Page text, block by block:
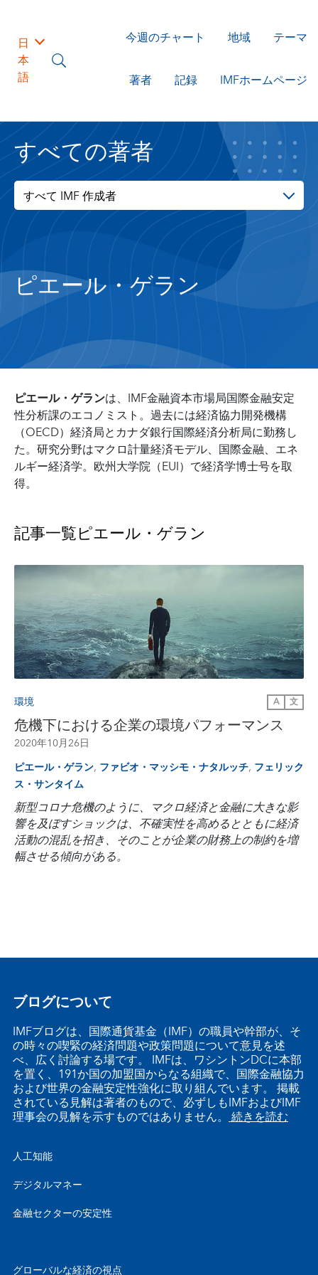
日
本
語
今週のチャート 地域 テーマ
著者 記録 IMFホームページ
すべての著者
すべて IMF 作成者
ピエール・ゲラン
ピエール・ゲランは、IMF金融資本市場局国際金融安定
性分析課のエコノミスト。過去には経済協力開発機構
（OECD）経済局とカナダ銀行国際経済分析局に勤務し
た。研究分野はマクロ計量経済モデル、国際金融、エネ
ルギー経済学。欧州大学院（EUI）で経済学博士号を取
得。
記事一覧ピエール・ゲラン
環境 A 文
危機下における企業の環境パフォーマンス
2020年10月26日
ピエール・ゲラン, ファビオ・マッシモ・ナタルッチ, フェリック
ス・サンタイム
新型コロナ危機のように、マクロ経済と金融に大きな影
響を及ぼすショックは、不確実性を高めるとともに経済
活動の混乱を招き、そのことが企業の財務上の制約を増
幅させる傾向がある。
ブログについて
IMFブログは、国際通貨基金（IMF）の職員や幹部が、そ
の時々の喫緊の経済問題や政策問題について意見を述
べ、広く討論する場です。 IMFは、ワシントンDCに本部
を置く、191か国の加盟国からなる組織で、国際金融協力
および世界の金融安定性強化に取り組んでいます。 掲載
されている見解は著者のもので、必ずしもIMFおよびIMF
理事会の見解を示すものではありません。 続きを読む
人工知能
デジタルマネー
金融セクターの安定性
グローバルな経済の視点